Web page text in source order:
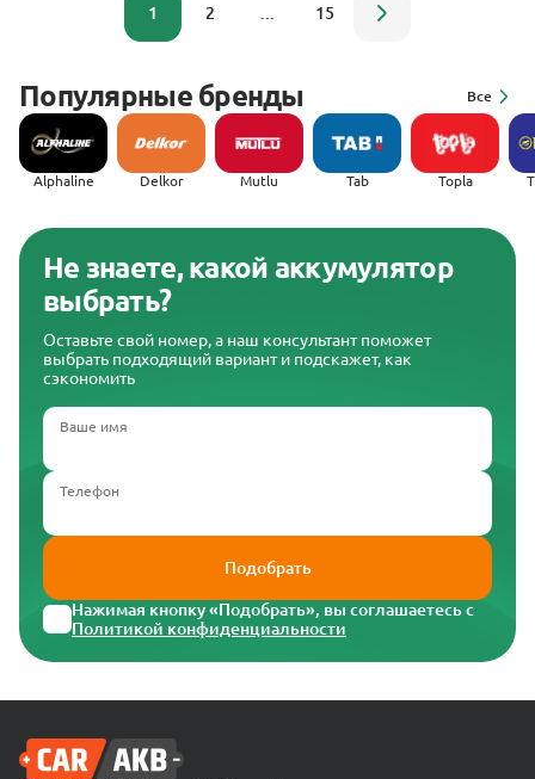
1 2 15
Популярные бренды Все
Alphaline Delkor Mutlu Tab Topla
Не знаете, какой аккумулятор
выбрать?
Оставьте свой номер, а наш консультант поможет
выбрать подходящий вариант и подскажет, как
сэкономить
Ваше имя
Телефон
Подобрать
Нажимая кнопку «Подобрать», вы соглашаетесь с
Политикой конфиденциальности